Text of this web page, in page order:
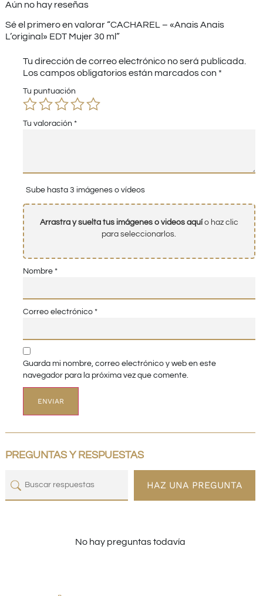
Aún no hay reseñas
Sé el primero en valorar “CACHAREL – «Anais Anais
L’original» EDT Mujer 30 ml”
Tu dirección de correo electrónico no será publicada.
Los campos obligatorios están marcados con *
Tu puntuación
Tu valoración *
Sube hasta 3 imágenes o vídeos
Arrastra y suelta tus imágenes o videos aquío haz clic
para seleccionarlos.
Nombre *
Correo electrónico *
Guarda mi nombre, correo electrónico y web en este
navegador para la próxima vez que comente.
PREGUNTAS Y RESPUESTAS
HAZ UNA PREGUNTA
No hay preguntas todavía